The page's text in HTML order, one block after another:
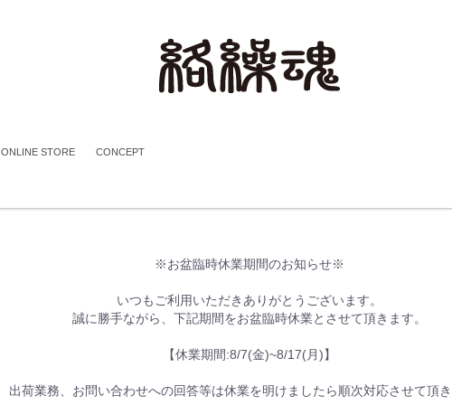
ONLINE STORE CONCEPT
※お盆臨時休業期間のお知らせ※
いつもご利用いただきありがとうございます。
誠に勝手ながら、下記期間をお盆臨時休業とさせて頂きます。
【休業期間:8/7(金)~8/17(月)】
出荷業務、お問い合わせへの回答等は休業を明けましたら順次対応させて頂